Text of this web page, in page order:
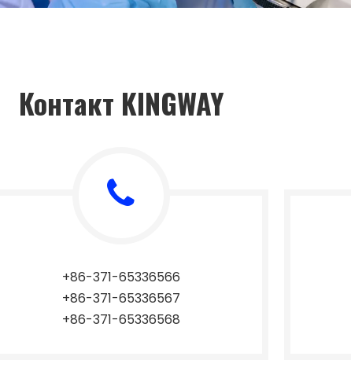
Контакт KINGWAY
+86-371-65336566
+86-371-65336567
+86-371-65336568